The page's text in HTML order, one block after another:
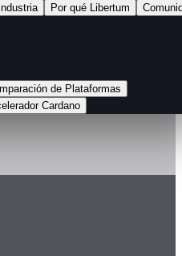
Por qué Libertum
de Plataformas
Cardano